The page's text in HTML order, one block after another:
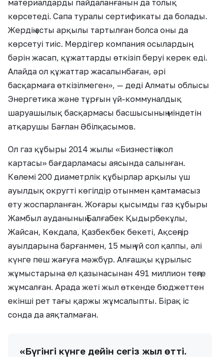
материалдарды пайдаланғанын да толық
көрсетеді. Сапа туралы сертификаты да болады.
Жердің асты арқылы тартылған болса оны да
көрсетуі тиіс. Мердігер компания осылардың
бәрін жасап, құжаттарды өткізіп беруі керек еді.
Алайда ол құжаттар жасалынбаған, әрі
басқармаға өткізілмеген», — деді Алматы облысы
Энергетика және тұрғын үй-коммуналдық
шаруашылық басқармасы басшысының міндетін
атқарушы Бағлан Әбілқасымов.
Ол газ құбыры 2014 жылы «Бизнестің жол
картасы» бағдарламасы аясында салынған.
Көлемі 200 диаметрлік құбырлар арқылы үш
ауылдық округті көгілдір отынмен қамтамасыз
ету жоспарланған. Жоғары қысымды газ құбыры
Жамбыл ауданының Балғабек Қыдырбекұлы,
Жайсан, Көкдала, Қазбекбек бекеті, Ақсеңгір
ауылдарына барғанмен, 15 мың үй сол қалпы, әлі
күнге пеш жағуға мәжбүр. Алғашқы құрылыс
жұмыстарына ел қазынасынан 491 миллион теңге
жұмсалған. Арада жеті жыл өткенде бюджеттен
екінші рет тағы қаржы жұмсалыпты. Бірақ іс
сонда да аяқталмаған.
«Бүгінгі күнге дейін сегіз жыл өтті.